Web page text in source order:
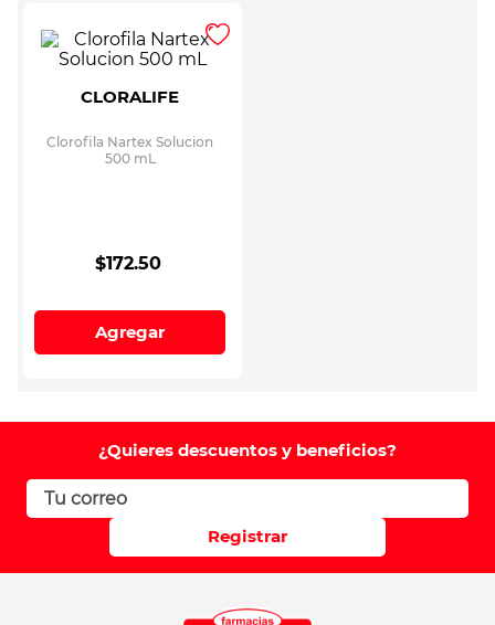
CLORALIFE
Clorofila Nartex Solucion
500 mL
$172.50
Agregar
¿Quieres descuentos y beneficios?
Registrar